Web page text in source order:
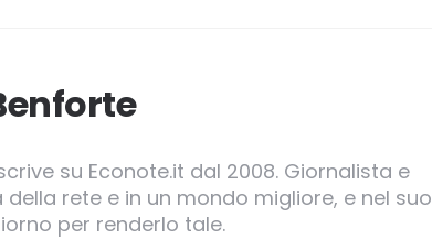
su Econote.it dal 2008. Giornalista e
rete e in un mondo migliore, e nel suo
per renderlo tale.